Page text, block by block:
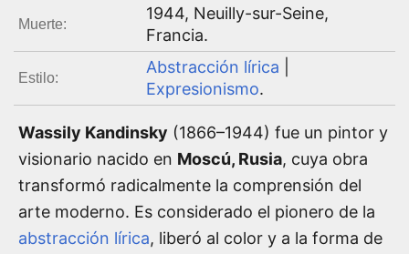
Muerte:
1944, Neuilly-sur-Seine,
Francia.
Estilo:
Abstracción lírica
Expresionismo.
Wassily Kandinsky (1866–1944) fue un pintor y
visionario nacido en Moscú, Rusia, cuya obra
transformó radicalmente la comprensión del
arte moderno. Es considerado el pionero de la
abstracción lírica, liberó al color y a la forma de